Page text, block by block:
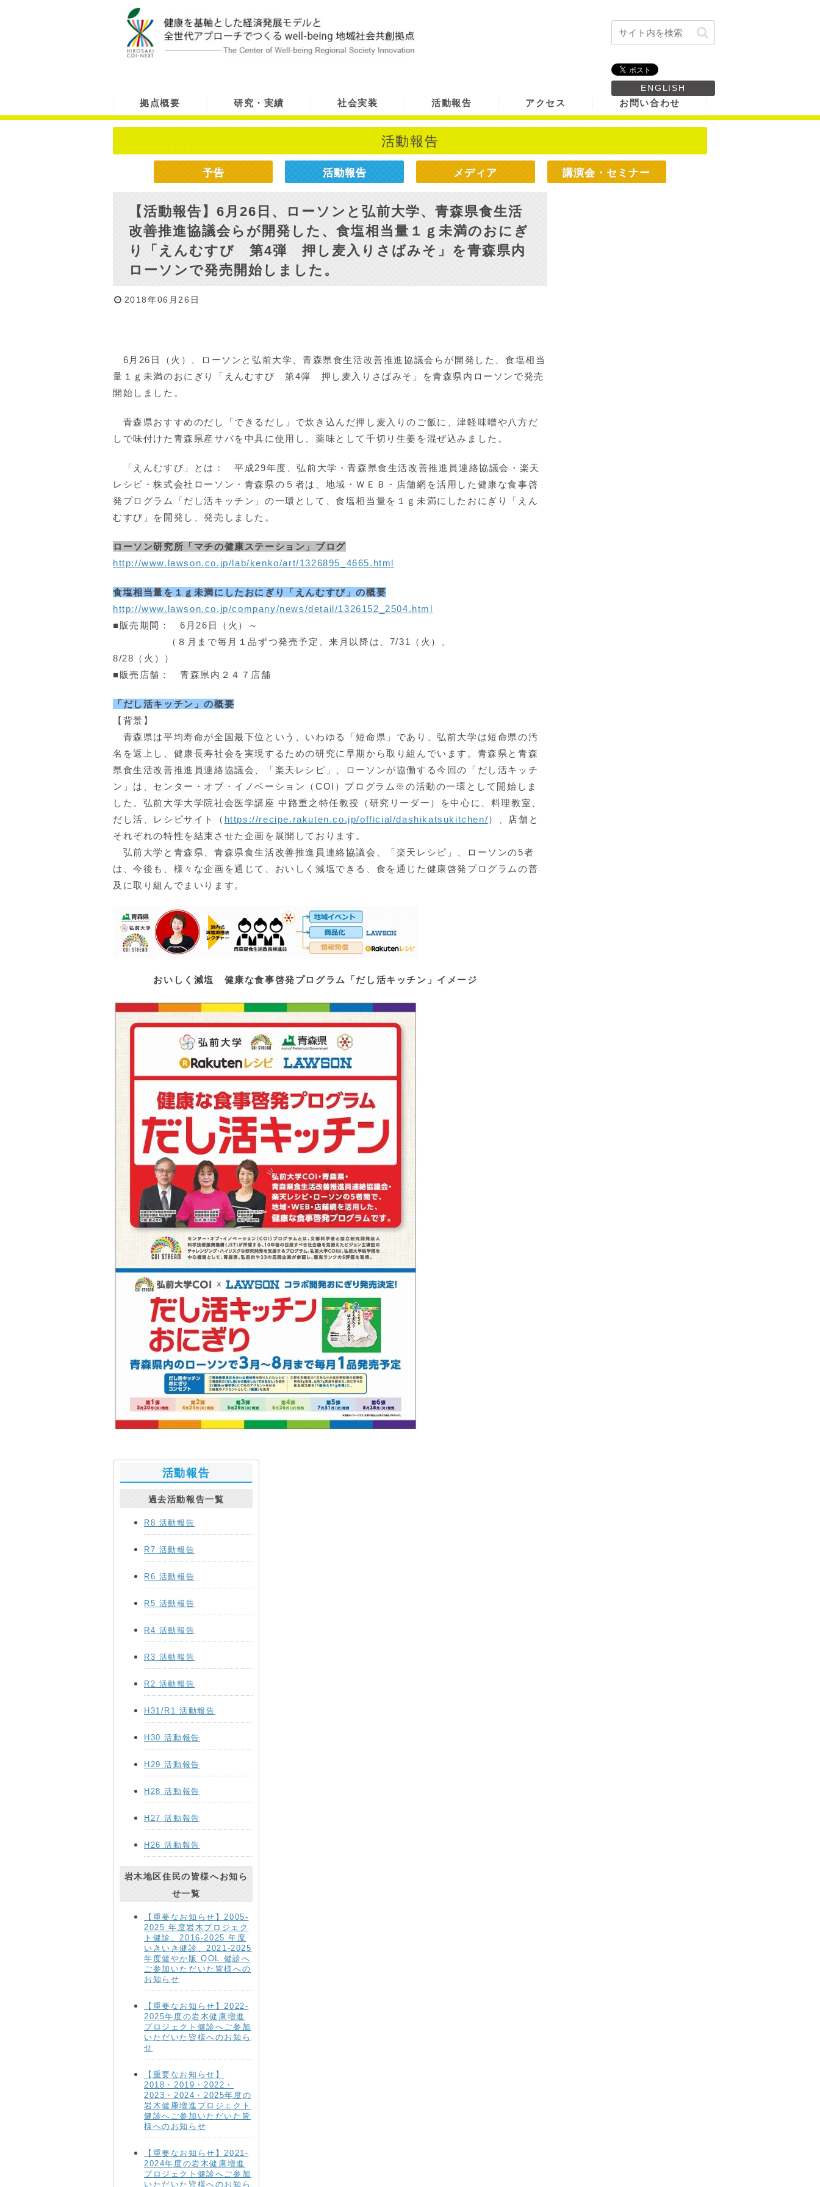
ENGLISH
拠点概要 研究・実績 社会実装 活動報告 アクセス お問い合わせ
活動報告
予告 活動報告 メディア 講演会・セミナー
【活動報告】6月26日、ローソンと弘前大学、青森県食生活
改善推進協議会らが開発した、食塩相当量１ｇ未満のおにぎ
り「えんむすび 第4弾 押し麦入りさばみそ」を青森県内
ローソンで発売開始しました。
2018年06月26日
6月26日（火）、ローソンと弘前大学、青森県食生活改善推進協議会らが開発した、食塩相当
量１ｇ未満のおにぎり「えんむすび 第4弾 押し麦入りさばみそ」を青森県内ローソンで発売
開始しました。
青森県おすすめのだし「できるだし」で炊き込んだ押し麦入りのご飯に、津軽味噌や八方だ
しで味付けた青森県産サバを中具に使用し、薬味として千切り生姜を混ぜ込みました。
「えんむすび」とは： 平成29年度、弘前大学・青森県食生活改善推進員連絡協議会・楽天
レシピ・株式会社ローソン・青森県の５者は、地域・ＷＥＢ・店舗網を活用した健康な食事啓
発プログラム「だし活キッチン」の一環として、食塩相当量を１ｇ未満にしたおにぎり「えん
むすび」を開発し、発売しました。
ローソン研究所「マチの健康ステーション」ブログ
http://www.lawson.co.jp/lab/kenko/art/1326895_4665.html
食塩相当量を１ｇ未満にしたおにぎり「えんむすび」の概要
http://www.lawson.co.jp/company/news/detail/1326152_2504.html
■販売期間： 6月26日（火）～
（８月まで毎月１品ずつ発売予定。来月以降は、7/31（火）、
8/28（火））
■販売店舗： 青森県内２４７店舗
「だし活キッチン」の概要
【背景】
青森県は平均寿命が全国最下位という、いわゆる「短命県」であり、弘前大学は短命県の汚
名を返上し、健康長寿社会を実現するための研究に早期から取り組んでいます。青森県と青森
県食生活改善推進員連絡協議会、「楽天レシピ」、ローソンが協働する今回の「だし活キッチ
ン」は、センター・オブ・イノベーション（COI）プログラム※の活動の一環として開始しま
した。弘前大学大学院社会医学講座 中路重之特任教授（研究リーダー）を中心に、料理教室、
だし活、レシピサイト（ https://recipe.rakuten.co.jp/official/dashikatsukitchen/）、店舗と
それぞれの特性を結束させた企画を展開しております。
弘前大学と青森県、青森県食生活改善推進員連絡協議会、「楽天レシピ」、ローソンの5者
は、今後も、様々な企画を通じて、おいしく減塩できる、食を通じた健康啓発プログラムの普
及に取り組んでまいります。
おいしく減塩 健康な食事啓発プログラム「だし活キッチン」イメージ
活動報告
過去活動報告一覧
R8 活動報告
R7 活動報告
R6 活動報告
R5 活動報告
R4 活動報告
R3 活動報告
R2 活動報告
H31/R1 活動報告
H30 活動報告
H29 活動報告
H28 活動報告
H27 活動報告
H26 活動報告
岩木地区住民の皆様へお知ら
せ一覧
【重要なお知らせ】2005-
2025 年度岩木プロジェク
ト健診、2016-2025 年度
いきいき健診、2021-2025
年度健やか版 QOL 健診へ
ご参加いただいた皆様への
お知らせ
【重要なお知らせ】2022-
2025年度の岩木健康増進
プロジェクト健診へご参加
いただいた皆様へのお知ら
せ
【重要なお知らせ】
2018・2019・2022・
2023・2024・2025年度の
岩木健康増進プロジェクト
健診へご参加いただいた皆
様へのお知らせ
【重要なお知らせ】2021-
2024年度の岩木健康増進
プロジェクト健診へご参加
いただいた皆様へのお知ら